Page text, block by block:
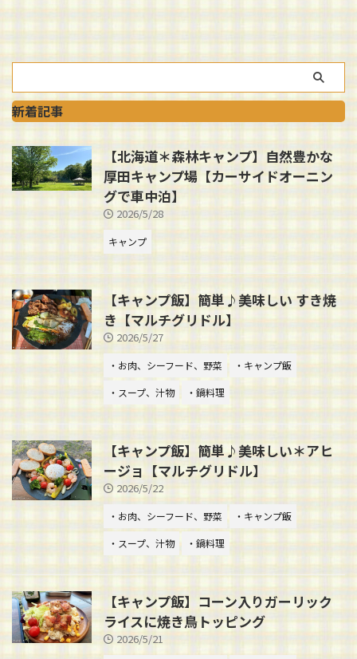
新着記事
【北海道＊森林キャンプ】自然豊かな
厚田キャンプ場【カーサイドオーニン
グで車中泊】
2026/5/28
キャンプ
【キャンプ飯】簡単♪美味しい すき焼
き【マルチグリドル】
2026/5/27
・お肉、シーフード、野菜
・キャンプ飯
・スープ、汁物
・鍋料理
【キャンプ飯】簡単♪美味しい＊アヒ
ージョ【マルチグリドル】
2026/5/22
・お肉、シーフード、野菜
・キャンプ飯
・スープ、汁物
・鍋料理
【キャンプ飯】コーン入りガーリック
ライスに焼き鳥トッピング
2026/5/21